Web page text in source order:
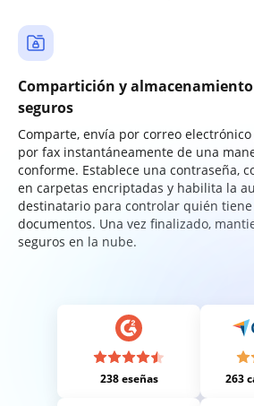
Compartición y
seguros
Comparte, envía por correo
por fax instantáneamente de una
conforme. Establece una contraseña,
en carpetas encriptadas y habilita la
destinatario para controlar quién tiene
documentos. Una vez finalizado,
seguros en la nube.
238 eseñas 263